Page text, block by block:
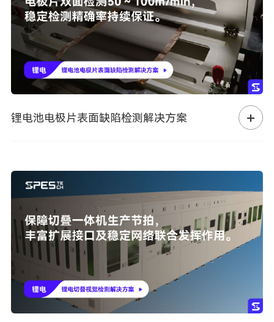
锂电池电极片表面缺陷检测解决方案